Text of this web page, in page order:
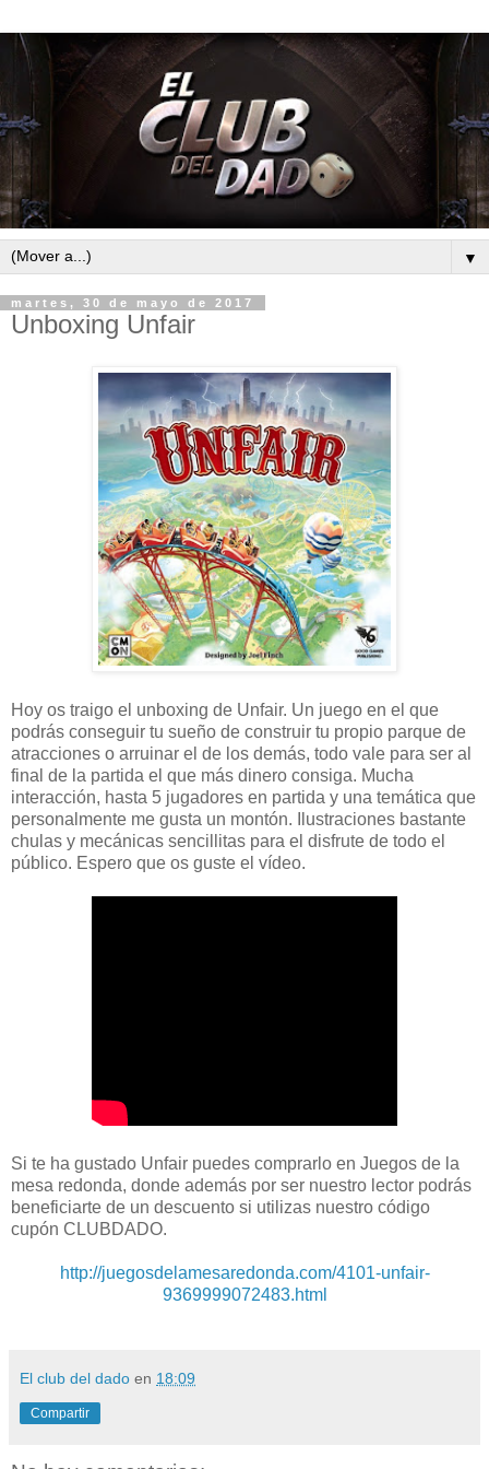
▼
martes, 30 de mayo de 2017
Unboxing Unfair
Hoy os traigo el unboxing de Unfair. Un juego en el que
podrás conseguir tu sueño de construir tu propio parque de
atracciones o arruinar el de los demás, todo vale para ser al
final de la partida el que más dinero consiga. Mucha
interacción, hasta 5 jugadores en partida y una temática que
personalmente me gusta un montón. Ilustraciones bastante
chulas y mecánicas sencillitas para el disfrute de todo el
público. Espero que os guste el vídeo.
Si te ha gustado Unfair puedes comprarlo en Juegos de la
mesa redonda, donde además por ser nuestro lector podrás
beneficiarte de un descuento si utilizas nuestro código
cupón CLUBDADO.
http://juegosdelamesaredonda.com/4101-unfair-
9369999072483.html
El club del dado en 18:09
Compartir